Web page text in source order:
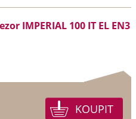
IMPERIAL 100 IT EL EN3